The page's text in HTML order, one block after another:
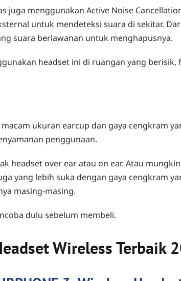
juga menggunakan Active Noise
untuk mendeteksi suara di sekitar.
suara berlawanan untuk menghapusnya.
headset ini di ruangan yang berisik,
ukuran earcup dan gaya cengkram
penggunaan.
headset over ear atau on ear. Atau
yang lebih suka dengan gaya cengkram
masing-masing.
dulu sebelum membeli.
Wireless Terbaik